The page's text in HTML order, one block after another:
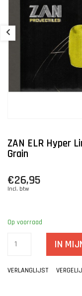
ZAN ELR Hyper
Grain
€26,95
Incl. btw
Op voorraad
IN
VERLANGLIJST